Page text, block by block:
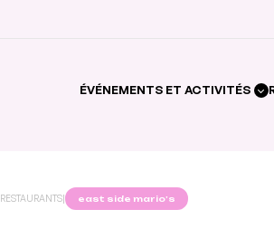
ÉVÉNEMENTS ET ACTIVITÉS
RESTAURANTS| east side mario’s